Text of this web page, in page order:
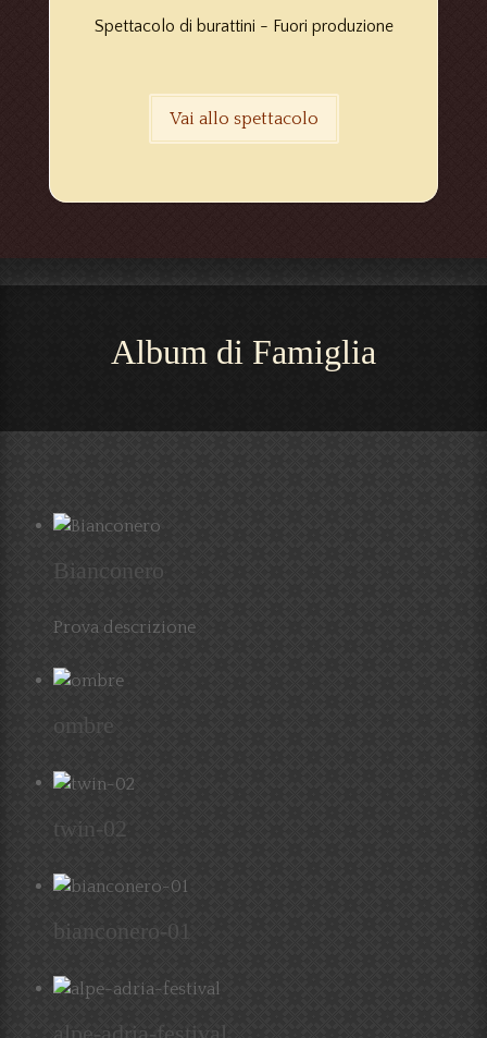
Spettacolo di burattini - Fuori produzione
Vai allo spettacolo
Album di Famiglia
Bianconero
Prova descrizione
ombre
twin-02
bianconero-01